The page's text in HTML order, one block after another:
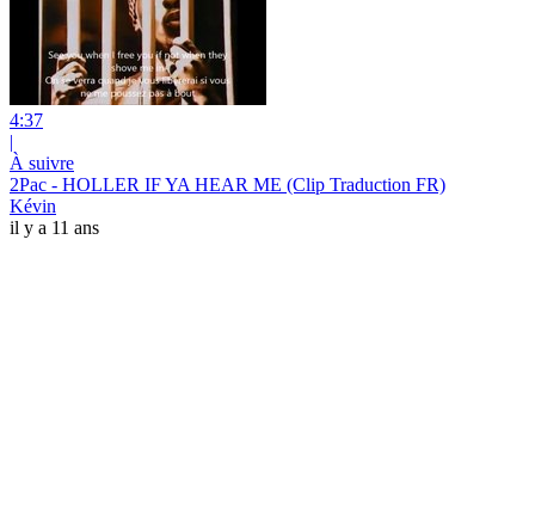
4:37
|
À suivre
2Pac - HOLLER IF YA HEAR ME (Clip Traduction FR)
Kévin
il y a 11 ans